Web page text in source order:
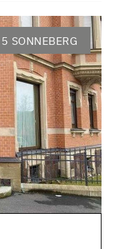
SONNEBERG